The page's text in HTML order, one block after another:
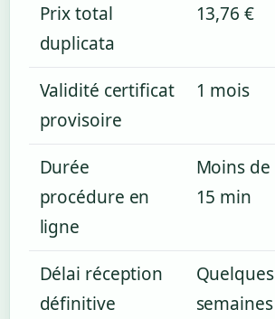
Prix total
duplicata
13,76 €
Validité certificat
provisoire
1 mois
Durée
procédure en
ligne
Moins de
15 min
Délai réception
définitive
Quelques
semaines